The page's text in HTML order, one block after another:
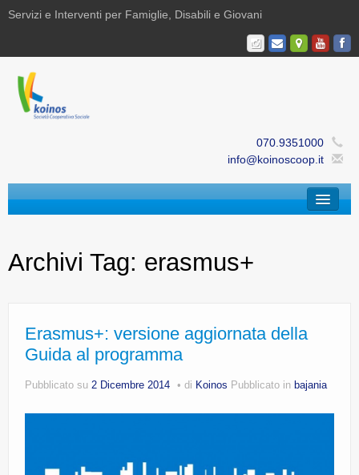
Servizi e Interventi per Famiglie, Disabili e Giovani
070.9351000
info@koinoscoop.it
Area Famiglie e Minori | Efè
Area Giovani | Bajania
Area Ricerca, Documentazione e Formazione |
Lavora con noi
Archivi Tag: erasmus+
Erasmus+: versione aggiornata della
Guida al programma
Pubblicato su 2 Dicembre 2014 di Koinos Pubblicato in bajania